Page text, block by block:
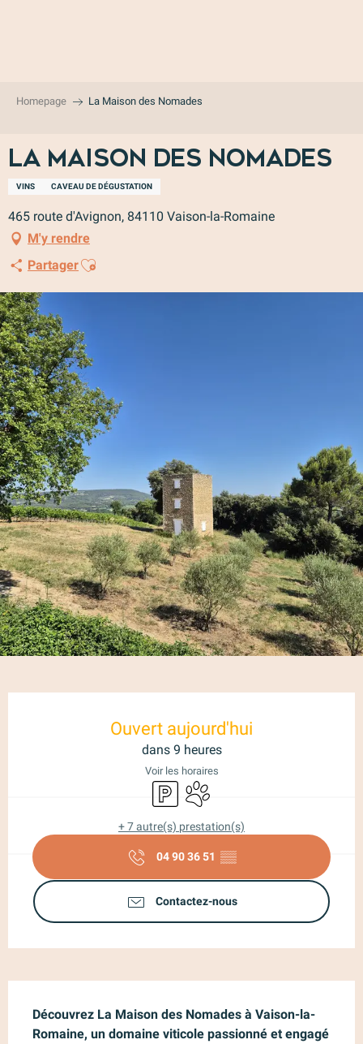
Homepage La Maison des Nomades
La Maison des Nomades
VINS CAVEAU DE DÉGUSTATION
465 route d'Avignon, 84110 Vaison-la-Romaine
M'y rendre
PartagerAjouter aux favoris
Ouvert aujourd'hui
dans 9 heures
Voir les horaires
ParkingAnimaux acceptés
+ 7 autre(s) prestation(s)
04 90 36 51 ▒▒
Contactez-nous
Découvrez La Maison des Nomades à Vaison-la-
Romaine, un domaine viticole passionné et engagé